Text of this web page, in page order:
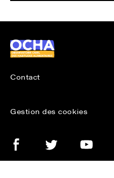
Ocha
Contact
Gestion des cookies
FacebookTwitter Youtube